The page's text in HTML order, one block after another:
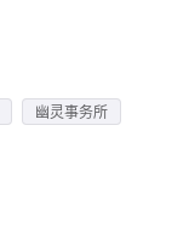
幽灵事务所